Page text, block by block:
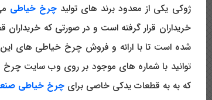
ژوکی یکی از معدود برند های تولید چرخ خیاطی
خریداران قرار گرفته است و در صورتی که
توانید با شماره های موجود بر روی وب سایت
که به به قطعات یدکی خاصی برایچرخ خیاطی